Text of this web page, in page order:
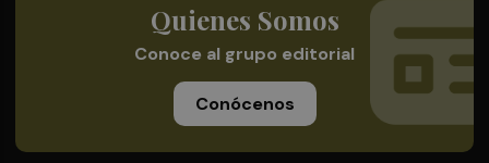
Quienes Somos
Conoce al grupo editorial
Conócenos